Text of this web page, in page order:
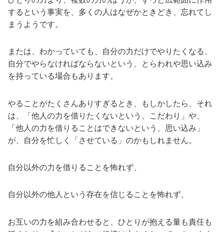
するという事実を、多くの人はなぜかときどき、忘れてし
まうようです。
または、わかっていても、自分の力だけでやりたくなる、
自分でやらなければならないという、とらわれや思い込み
を持っている場合もあります。
やることがたくさんありすぎるとき、もしかしたら、それ
は、「他人の力を借りたくないという、こだわり」や、
「他人の力を借りることはできないという、思い込み」
が、自分を忙しく「させている」のかもしれません。
自分以外の力を借りることを怖れず、
自分以外の他人という存在を信じることを怖れず、
お互いの力を組み合わせると、ひとりが抱える量も責任も